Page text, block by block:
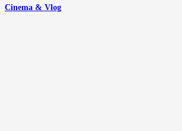
Cinema & Vlog